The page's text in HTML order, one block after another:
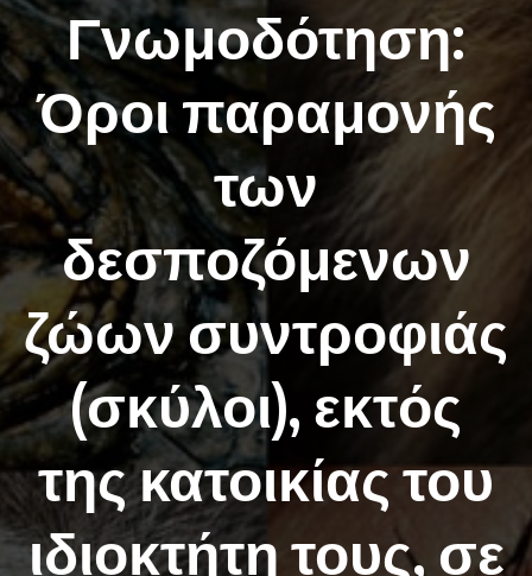
Γνωμοδότηση:
Όροι παραμονής
των
δεσποζόμενων
ζώων συντροφιάς
(σκύλοι), εκτός
της κατοικίας του
ιδιοκτήτη τους, σε